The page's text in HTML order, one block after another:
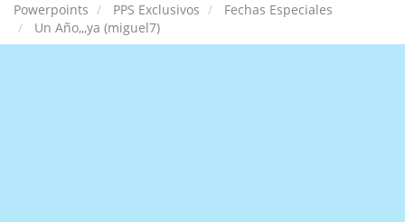
Powerpoints PPS Exclusivos
Fechas Especiales
Un Año,,,ya (miguel7)